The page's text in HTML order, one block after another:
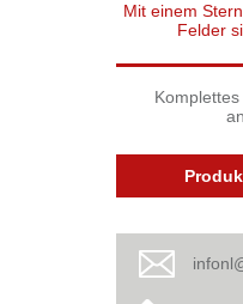
Mit einem
Felder